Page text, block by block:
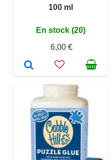
100 ml
En stock (20)
6,00 €